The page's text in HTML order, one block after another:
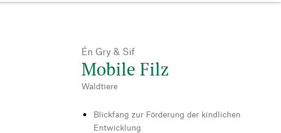
Én Gry & Sif
Mobile Filz
Waldtiere
Blickfang zur Förderung der kindlichen
Entwicklung